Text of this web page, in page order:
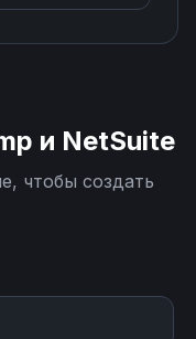
и NetSuite
чтобы создать